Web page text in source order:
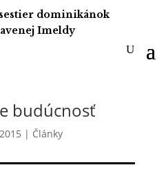
dominikánok
Imeldy
budúcnosť
| Články